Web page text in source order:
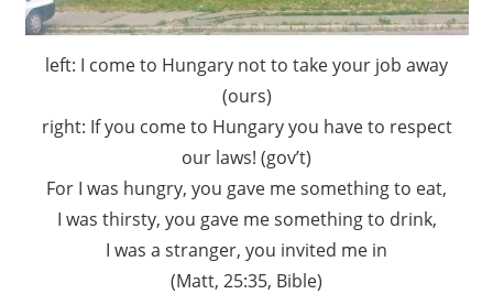
left: I come to Hungary not to take your job away
(ours)
right: If you come to Hungary you have to respect
our laws! (gov’t)
For I was hungry, you gave me something to eat,
I was thirsty, you gave me something to drink,
I was a stranger, you invited me in
(Matt, 25:35, Bible)